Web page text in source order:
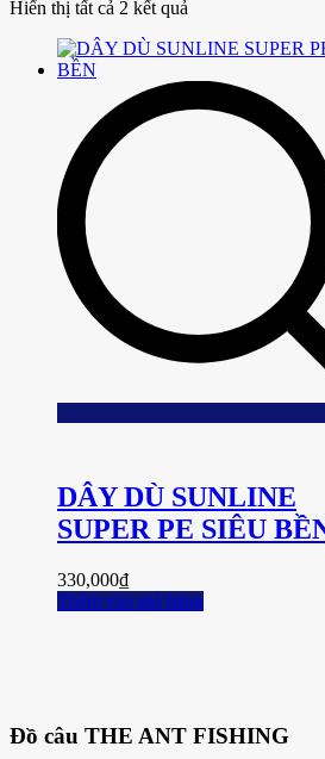
Hiển thị tất cả 2 kết quả
wishlist
DÂY DÙ SUNLINE
SUPER PE SIÊU
330,000₫
Thêm vào giỏ hàng
Đồ câu THE ANT FISHING